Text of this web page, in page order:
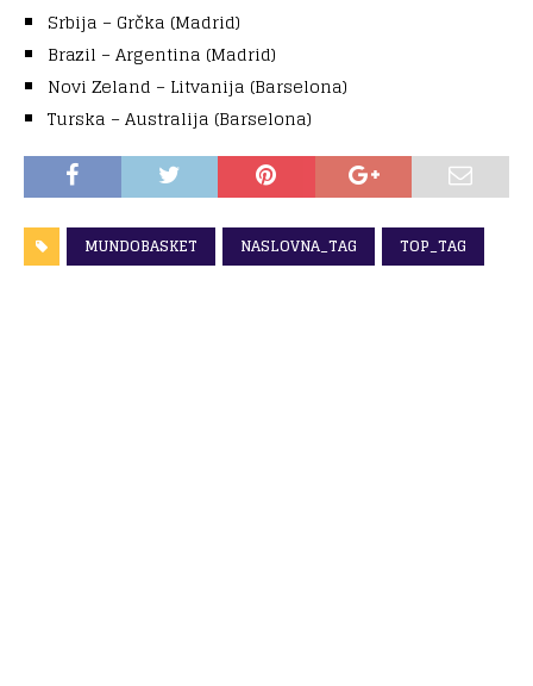
Srbija – Grčka (Madrid)
Brazil – Argentina (Madrid)
Novi Zeland – Litvanija (Barselona)
Turska – Australija (Barselona)
MUNDOBASKET NASLOVNA_TAG TOP_TAG